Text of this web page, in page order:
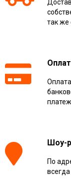
так же
Шоу-
По